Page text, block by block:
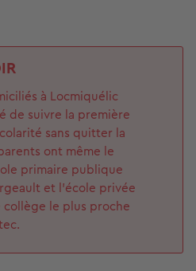
à Locmiquélic
de suivre la première
sans quitter la
ont même le
primaire publique
et l’école privée
collège le plus proche